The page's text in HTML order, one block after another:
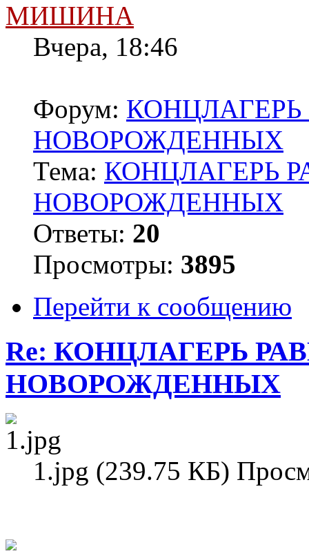
МИШИНА
Вчера, 18:46
Форум:
НОВОРОЖДЕННЫХ
Тема: КОНЦЛАГЕРЬ
НОВОРОЖДЕННЫХ
Ответы: 20
Просмотры: 3895
Перейти к сообщению
Re: КОНЦЛАГЕРЬ
НОВОРОЖДЕННЫХ
1.jpg (239.75 КБ)